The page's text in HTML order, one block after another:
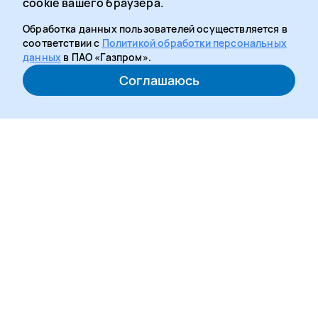
Обработка данных пользователей осуществляется в
соответствии с Политикой обработки персональных
данных в ПАО «Газпром».
Соглашаюсь